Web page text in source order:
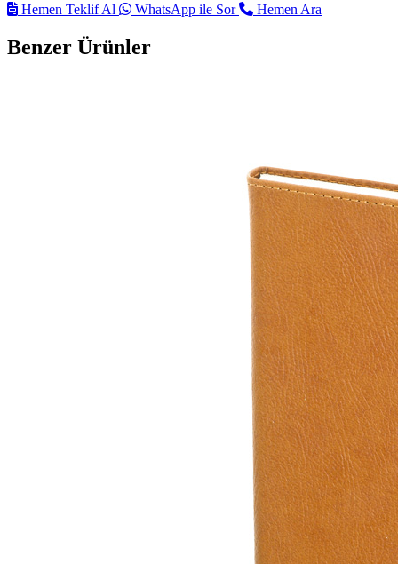
Hemen Teklif Al
WhatsApp ile Sor Hemen Ara
Benzer Ürünler